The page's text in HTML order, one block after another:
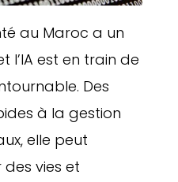
au Maroc a un
l’IA est en train de
Des
à la gestion
elle peut
vies et